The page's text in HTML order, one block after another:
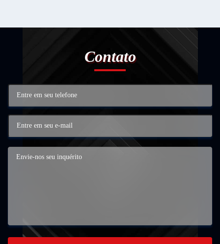
Contato